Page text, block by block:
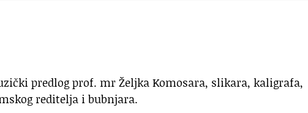
predlog prof. mr Željka Komosara, slikara, kaligrafa,
reditelja i bubnjara.